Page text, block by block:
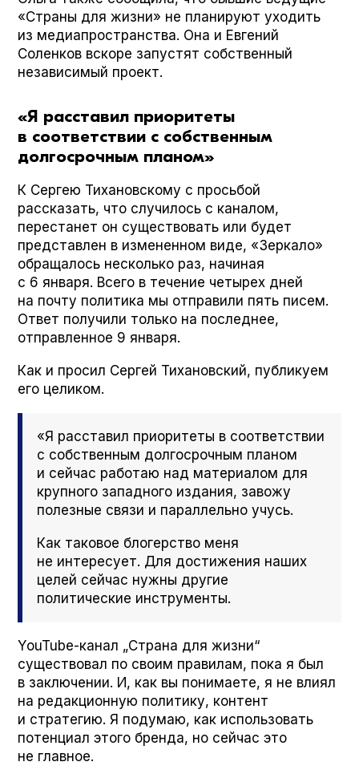
«Страны для жизни» не планируют уходить
из медиапространства. Она и Евгений
Соленков вскоре запустят собственный
независимый проект.
«Я расставил приоритеты
в соответствии с собственным
долгосрочным планом»
К Сергею Тихановскому с просьбой
рассказать, что случилось с каналом,
перестанет он существовать или будет
представлен в измененном виде, «Зеркало»
обращалось несколько раз, начиная
с 6 января. Всего в течение четырех дней
на почту политика мы отправили пять писем.
Ответ получили только на последнее,
отправленное 9 января.
Как и просил Сергей Тихановский, публикуем
его целиком.
«Я расставил приоритеты в соответствии
с собственным долгосрочным планом
и сейчас работаю над материалом для
крупного западного издания, завожу
полезные связи и параллельно учусь.
Как таковое блогерство меня
не интересует. Для достижения наших
целей сейчас нужны другие
политические инструменты.
YouTube-канал „Страна для жизни“
существовал по своим правилам, пока я был
в заключении. И, как вы понимаете, я не влиял
на редакционную политику, контент
и стратегию. Я подумаю, как использовать
потенциал этого бренда, но сейчас это
не главное.